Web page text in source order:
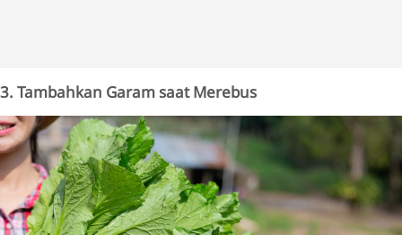
3. Tambahkan Garam saat Merebus